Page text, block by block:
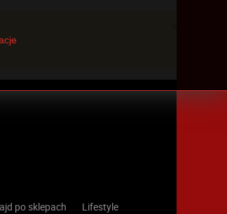
po sklepach Lifestyle